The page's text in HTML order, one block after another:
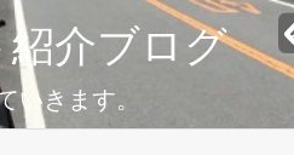
介ブログ
いきます。